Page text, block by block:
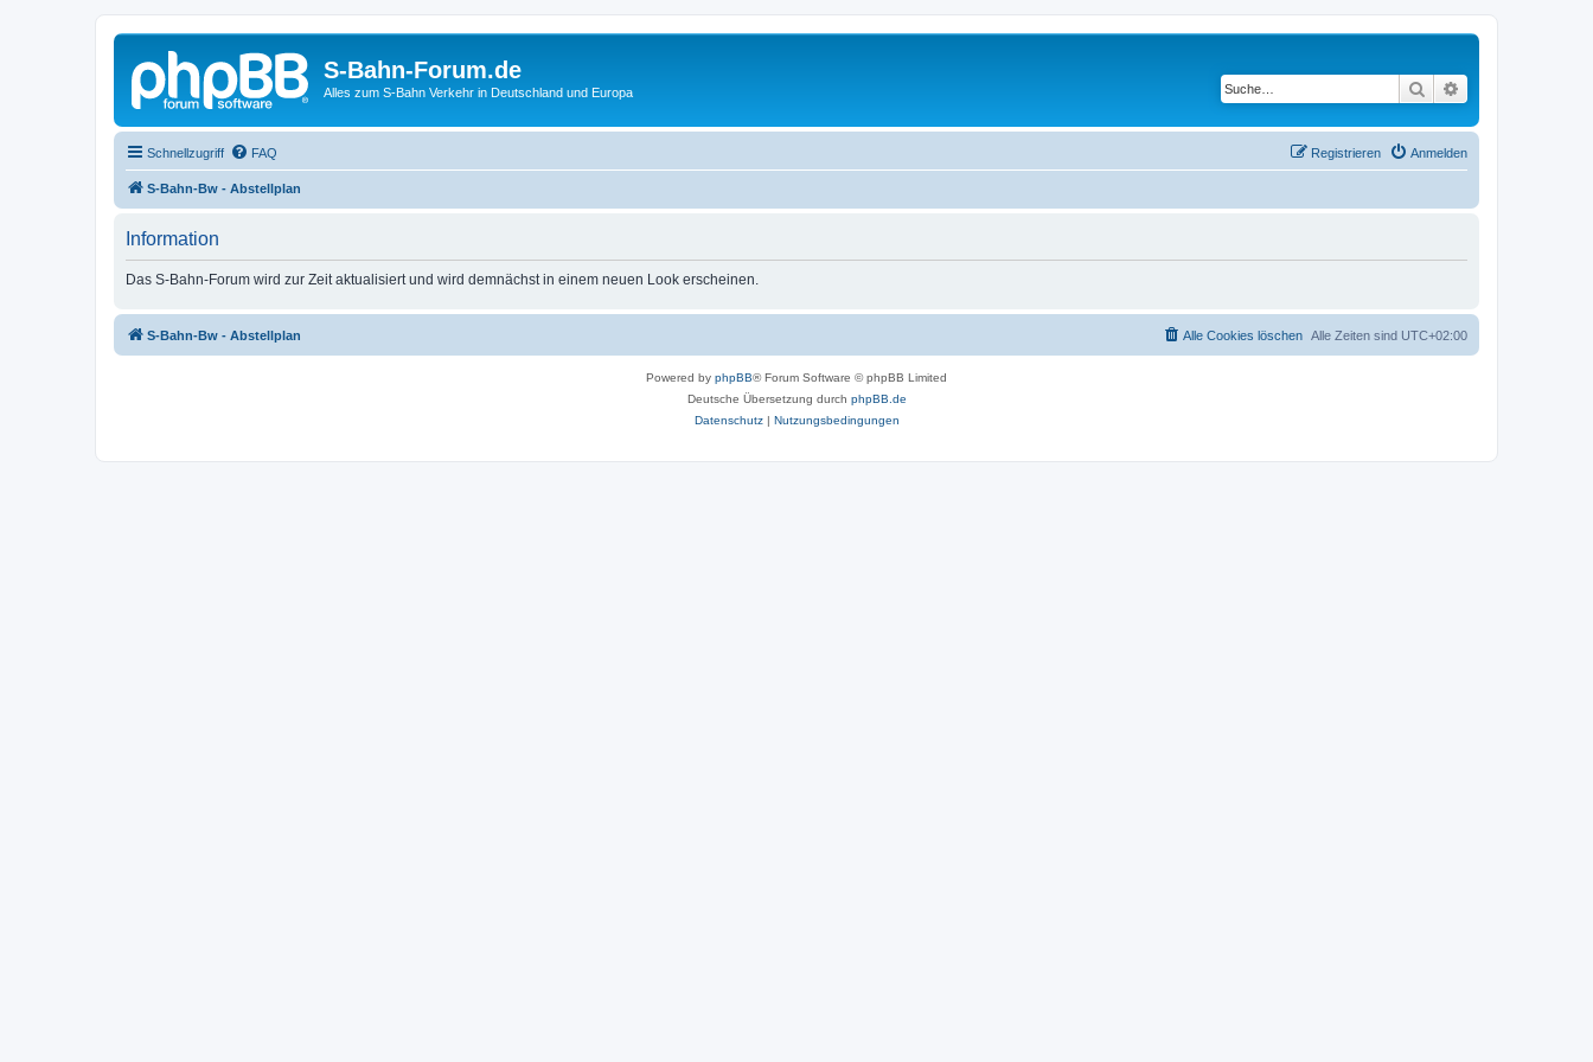
S-Bahn-Forum.de
Alles zum S-Bahn Verkehr in Deutschland und Europa Suche
Schnellzugriff FAQ Anmelden
Registrieren
S-Bahn-Bw - Abstellplan
Information
Das S-Bahn-Forum wird zur Zeit aktualisiert und wird demnächst in einem neuen Look erscheinen.
S-Bahn-Bw - Abstellplan Alle Zeiten sind UTC+02:00
Alle Cookies löschen
Powered by phpBB® Forum Software © phpBB Limited
Deutsche Übersetzung durch phpBB.de
Datenschutz| Nutzungsbedingungen